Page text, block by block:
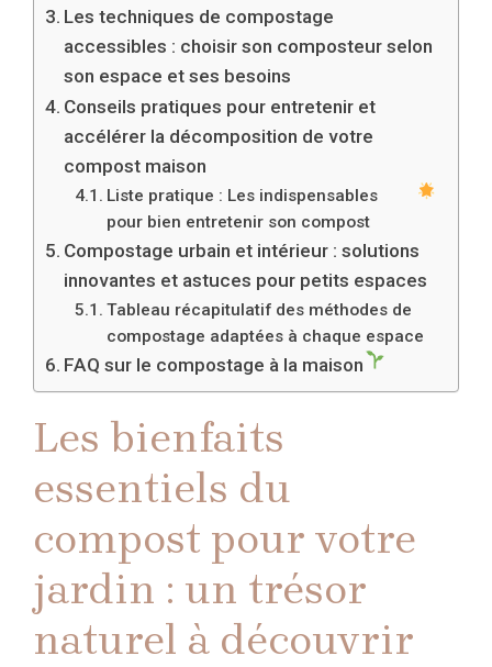
Les techniques de compostage
accessibles : choisir son composteur selon
son espace et ses besoins
Conseils pratiques pour entretenir et
accélérer la décomposition de votre
compost maison
Liste pratique : Les indispensables
pour bien entretenir son compost
Compostage urbain et intérieur : solutions
innovantes et astuces pour petits espaces
Tableau récapitulatif des méthodes de
compostage adaptées à chaque espace
FAQ sur le compostage à la maison
Les bienfaits
essentiels du
compost pour votre
jardin : un trésor
naturel à découvrir